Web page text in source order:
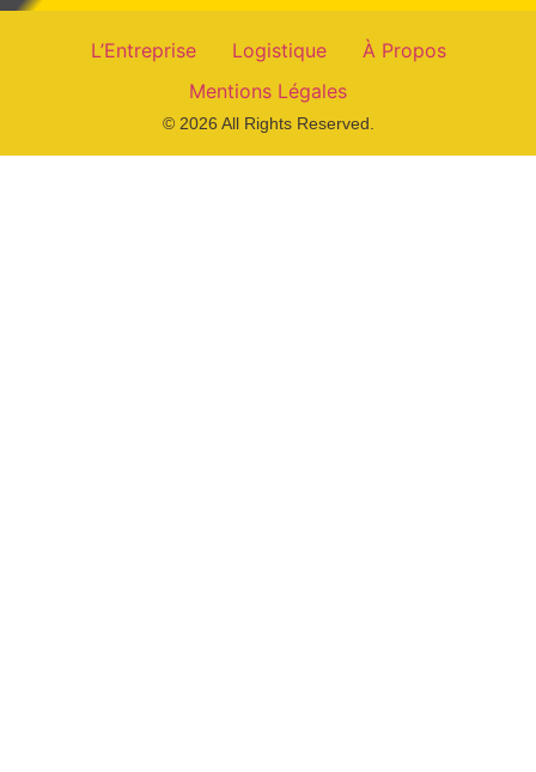
L’Entreprise Logistique
À Propos
Mentions Légales
© 2026 All Rights Reserved.